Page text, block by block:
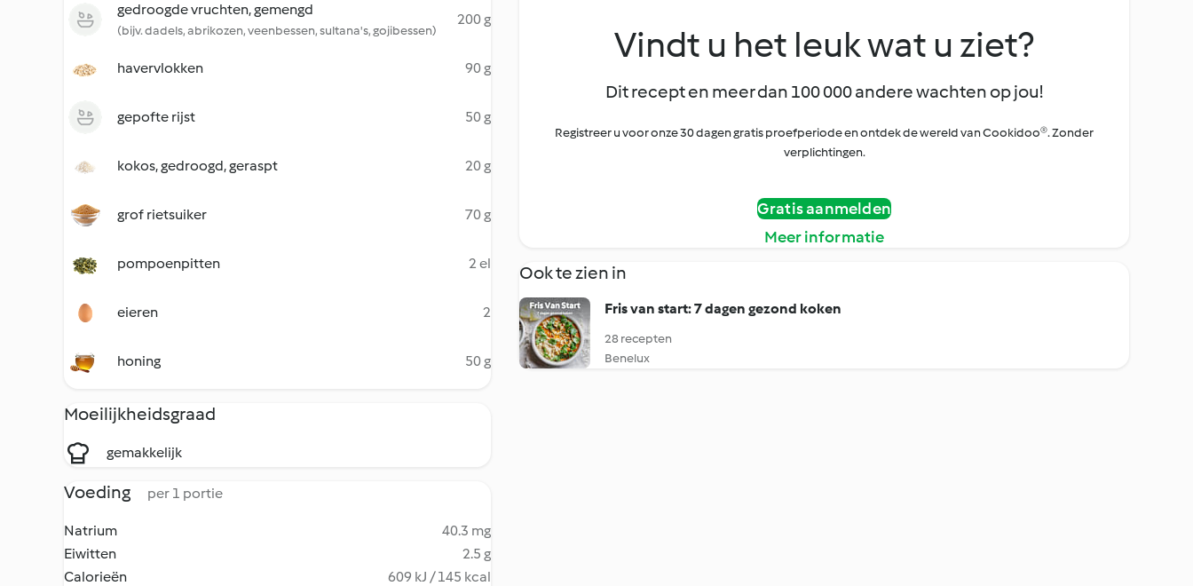
gedroogde vruchten, gemengd
(bijv. dadels, abrikozen, veenbessen, sultana's, gojibessen)
200 g
havervlokken 90 g
gepofte rijst 50 g
kokos, gedroogd, geraspt 20 g
grof rietsuiker 70 g
pompoenpitten 2 el
eieren 2
honing 50 g
Moeilijkheidsgraad
gemakkelijk
Voeding per 1 portie
Natrium
40.3 mg
Eiwitten
2.5 g
Calorieën
609 kJ / 145 kcal
Vindt u het leuk wat u ziet?
Dit recept en meer dan 100 000 andere wachten op jou!
Registreer u voor onze 30 dagen gratis proefperiode en ontdek de wereld van Cookidoo®. Zonder
verplichtingen.
Gratis aanmelden
Meer informatie
Ook te zien in
Fris van start: 7 dagen gezond koken
28 recepten
Benelux